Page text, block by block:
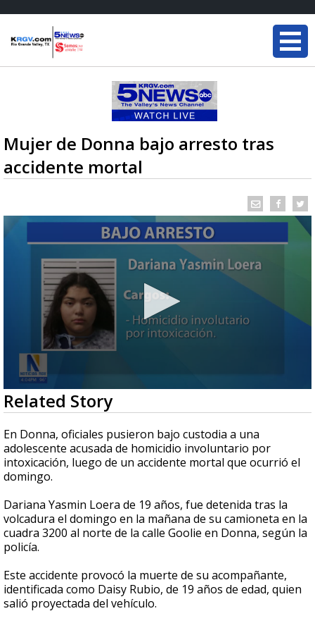
Mujer de Donna bajo arresto tras
accidente mortal
0
seconds
of
41
seconds
Related Story
En Donna, oficiales pusieron bajo custodia a una
adolescente acusada de homicidio involuntario por
intoxicación, luego de un accidente mortal que ocurrió el
domingo.
Dariana Yasmin Loera de 19 años, fue detenida tras la
volcadura el domingo en la mañana de su camioneta en la
cuadra 3200 al norte de la calle Goolie en Donna, según la
policía.
Este accidente provocó la muerte de su acompañante,
identificada como Daisy Rubio, de 19 años de edad, quien
salió proyectada del vehículo.